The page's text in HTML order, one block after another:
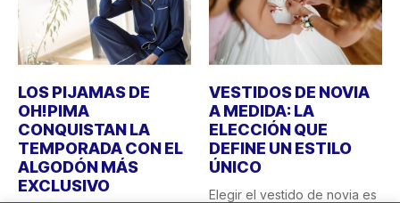
LOS PIJAMAS DE
OH!PIMA
CONQUISTAN LA
TEMPORADA CON EL
ALGODÓN MÁS
EXCLUSIVO
VESTIDOS DE NOVIA
A MEDIDA: LA
ELECCIÓN QUE
DEFINE UN ESTILO
ÚNICO
Elegir el vestido de novia es